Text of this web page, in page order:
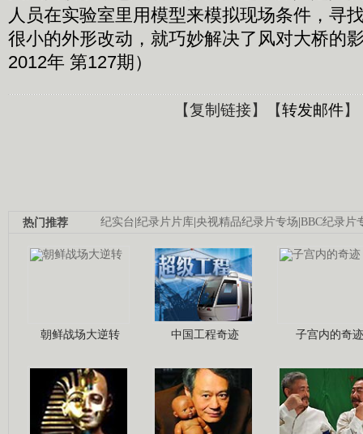
人员在实验室里用模型来模拟现场条件，寻
很小的外形改动，就巧妙解决了风对大桥的
2012年 第127期）
【复制链接】【转发邮件】
纪实台|纪录片片库|央视精品纪录片专场|BBC纪录片
热门推荐
朝鲜战场大逆转 中国工程奇迹 子宫内的奇迹